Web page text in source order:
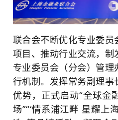
联合会不断优化专业委
项目、推动行业交流，
专业委员会（分会）管
行机制。发挥常务副理
优势，正式启动“全球金
场”“‘情系浦江畔 星耀上